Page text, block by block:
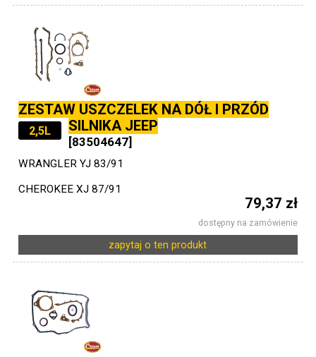
ZESTAW USZCZELEK NA DÓŁ I PRZÓD
SILNIKA JEEP
2,5L
[83504647]
WRANGLER YJ 83/91
CHEROKEE XJ 87/91
79,37 zł
dostępny na zamówienie
zapytaj o ten produkt